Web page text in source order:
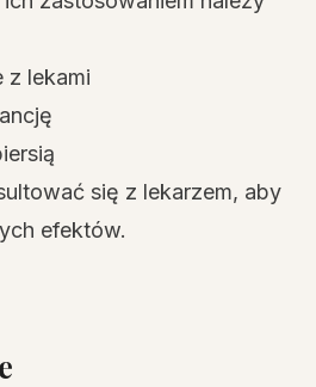
z lekami
się z lekarzem, aby
efektów.